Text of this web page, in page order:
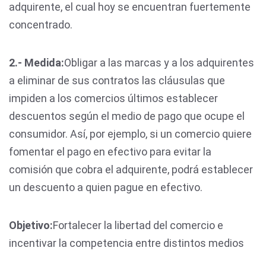
adquirente, el cual hoy se encuentran fuertemente
concentrado.
2.- Medida:Obligar a las marcas y a los adquirentes
a eliminar de sus contratos las cláusulas que
impiden a los comercios últimos establecer
descuentos según el medio de pago que ocupe el
consumidor. Así, por ejemplo, si un comercio quiere
fomentar el pago en efectivo para evitar la
comisión que cobra el adquirente, podrá establecer
un descuento a quien pague en efectivo.
Objetivo:Fortalecer la libertad del comercio e
incentivar la competencia entre distintos medios